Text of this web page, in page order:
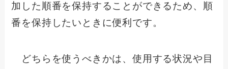
加した順番を保持することができるため、順
番を保持したいときに便利です。
どちらを使うべきかは、使用する状況や目